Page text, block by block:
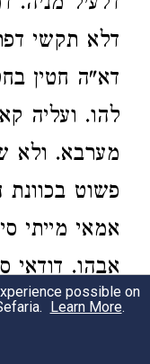
דלא תקשי
דא"ה חטין
להו. ועליה
מערבא. ולא
פשוט
אמאי מייתי
אבהו. דודאי
ואי משום
וסברא
possible on
Learn More.